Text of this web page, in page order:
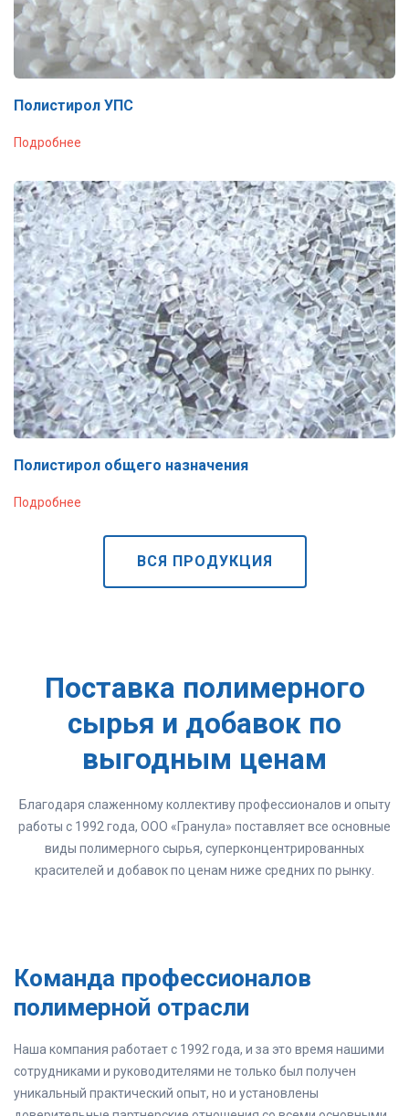
Полистирол УПС
Подробнее
Полистирол общего назначения
Подробнее
ВСЯ ПРОДУКЦИЯ
Поставка полимерного
сырья и добавок по
выгодным ценам
Благодаря слаженному коллективу профессионалов и опыту
работы с 1992 года, ООО «Гранула» поставляет все основные
виды полимерного сырья, суперконцентрированных
красителей и добавок по ценам ниже средних по рынку.
Команда профессионалов
полимерной отрасли
Наша компания работает с 1992 года, и за это время нашими
сотрудниками и руководителями не только был получен
уникальный практический опыт, но и установлены